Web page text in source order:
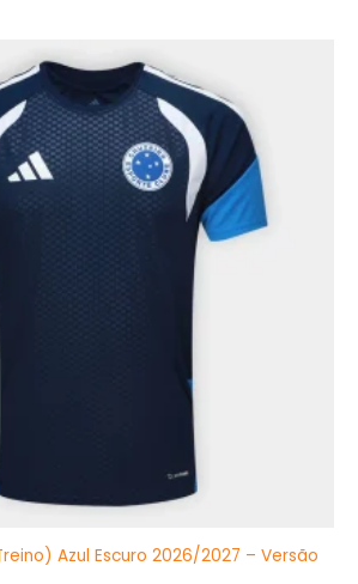
Azul Escuro 2026/2027 – Versão